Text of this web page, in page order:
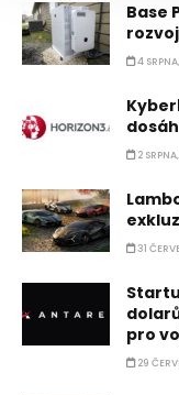
Base
4
2
31
pro
29